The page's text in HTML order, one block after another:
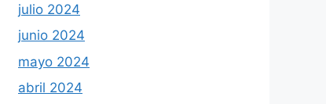
julio 2024
junio 2024
mayo 2024
abril 2024